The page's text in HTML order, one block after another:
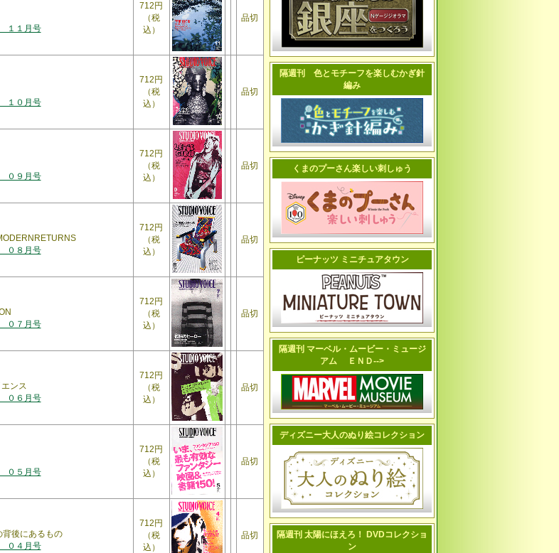
１１月号
712円
（税
込）
品切
１０月号
712円
（税
込）
品切
０９月号
712円
（税
込）
品切
０８月号
712円
（税
込）
品切
０７月号
712円
（税
込）
品切
ンス
０６月号
712円
（税
込）
品切
０５月号
712円
（税
込）
品切
背後にあるもの
０４月号
712円
（税
込）
品切
隔週刊 色とモチーフを楽しむかぎ針
編み
くまのプーさん楽しい刺しゅう
ピーナッツ ミニチュアタウン
隔週刊 マーベル・ムービー・ミュージ
アム ＥＮＤ-->
ディズニー大人のぬり絵コレクション
隔週刊 太陽にほえろ！ DVDコレクショ
ン